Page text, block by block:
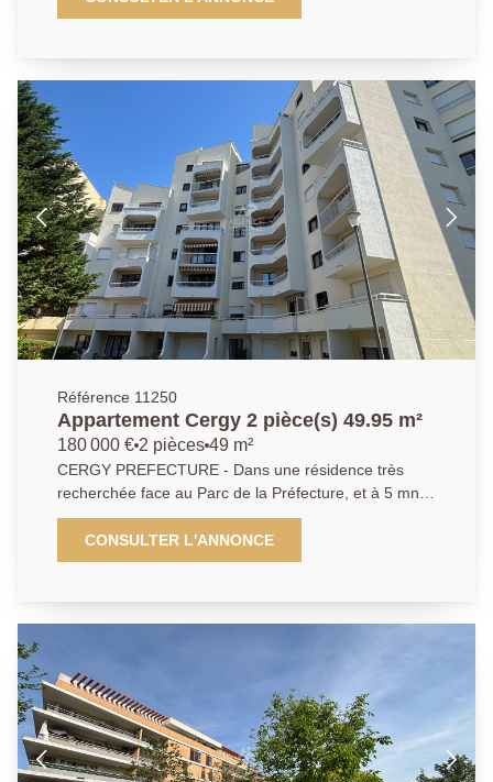
de 4 pièces fonctionnel offrant entrée avec placard,
Référence 11250
Appartement Cergy 2 pièce(s) 49.95 m²
180 000 € 2 pièces 49 m²
CERGY PREFECTURE - Dans une résidence très
recherchée face au Parc de la Préfecture, et à 5 mn à
pied de la gare RER A et de tous commerces, dans
un immeuble ravalé avec isolation extérieure, un très
bel appartement de 2 pièces avec un grand balcon,
ASSURÉ ! DPE: C - Agent commercial.
CONSULTER L'ANNONCE